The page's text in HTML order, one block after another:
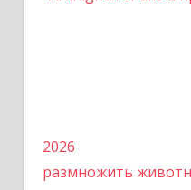
2026
размножить